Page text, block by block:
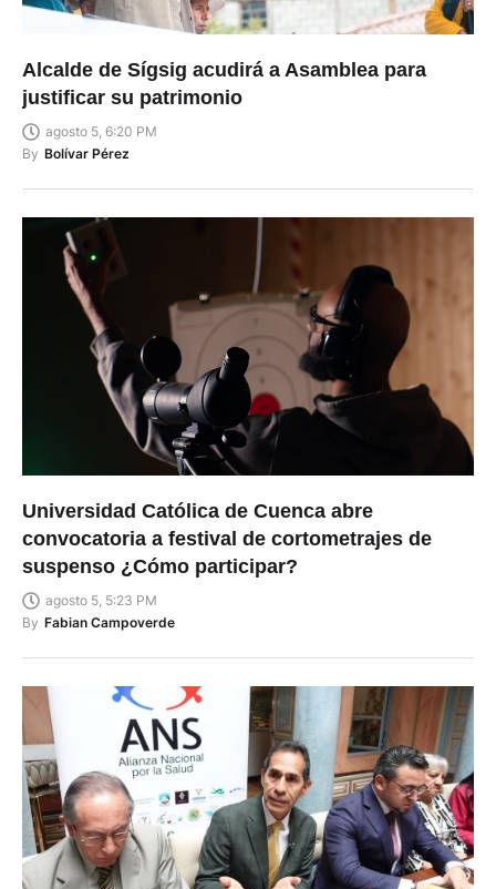
Alcalde de Sígsig acudirá a Asamblea para
justificar su patrimonio
agosto 5, 6:20 PM
By Bolívar Pérez
Universidad Católica de Cuenca abre
convocatoria a festival de cortometrajes de
suspenso ¿Cómo participar?
agosto 5, 5:23 PM
By Fabian Campoverde